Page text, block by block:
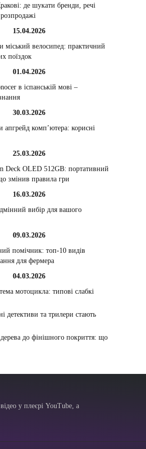
де шукати бренди, речі
15.04.2026
міський велосипед: практичний
поїздок
01.04.2026
в іспанській мові –
30.03.2026
апгрейд комп’ютера: корисні
25.03.2026
Deck OLED 512GB: портативний
змінив правила гри
16.03.2026
вибір для вашого
09.03.2026
помічник: топ-10 видів
для фермера
04.03.2026
мотоцикла: типові слабкі
детективи та трилери стають
до фінішного покриття: що
у плеєрі YouTube, а